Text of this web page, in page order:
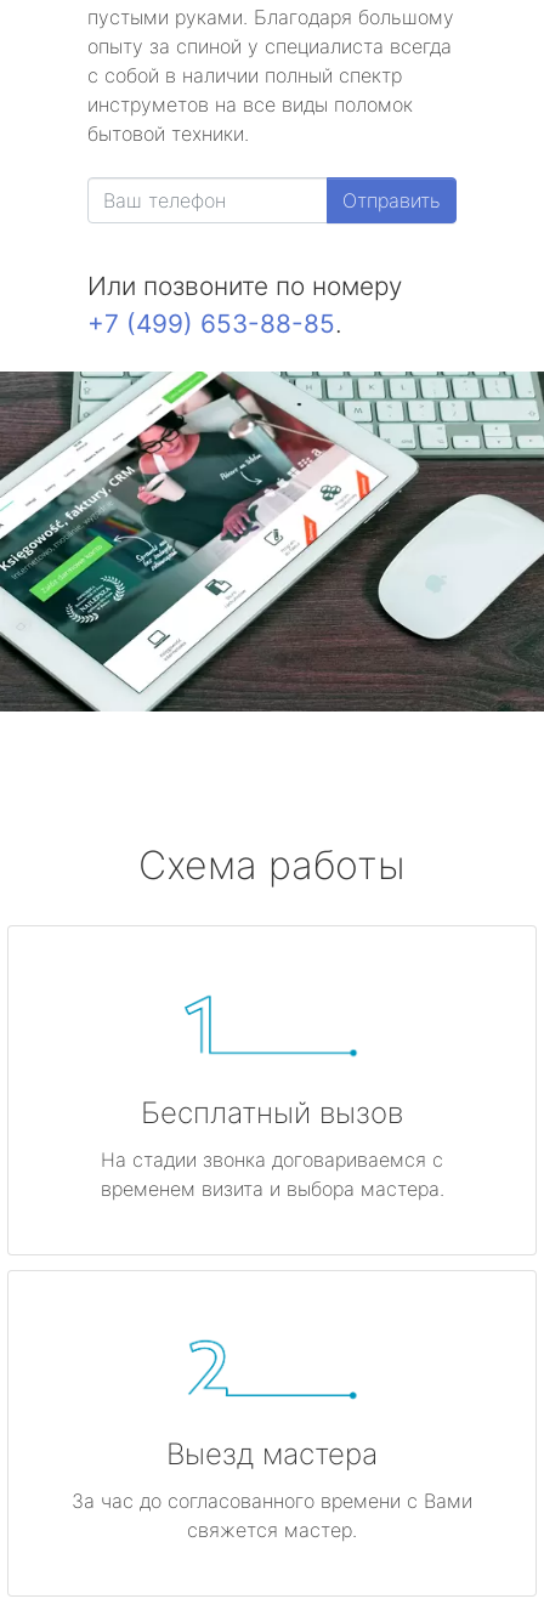
пустыми руками. Благодаря большому
опыту за спиной у специалиста всегда
с собой в наличии полный спектр
инструметов на все виды поломок
бытовой техники.
Отправить
Или позвоните по номеру
+7 (499) 653-88-85.
Схема работы
Бесплатный вызов
На стадии звонка договариваемся с
временем визита и выбора мастера.
Выезд мастера
За час до согласованного времени с Вами
свяжется мастер.